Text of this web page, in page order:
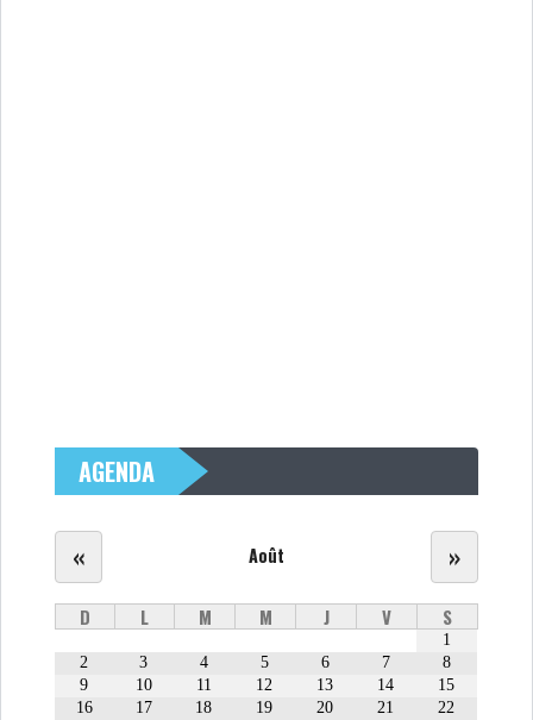
AGENDA
Août
« »
D L M M J V S
1
2
3 4 5 6 7
8
9
10 11 12 13 14
15
16
17 18 19 20 21
22